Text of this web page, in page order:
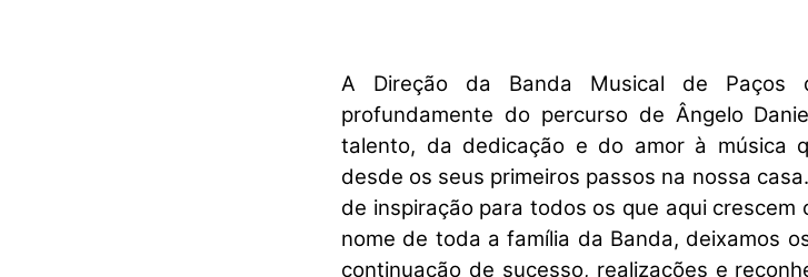
A Direção da Banda Musical de Paços
profundamente do percurso de Ângelo
talento, da dedicação e do amor à música
desde os seus primeiros passos na nossa
de inspiração para todos os que aqui crescem
nome de toda a família da Banda, deixamos
continuação de sucesso, realizações e